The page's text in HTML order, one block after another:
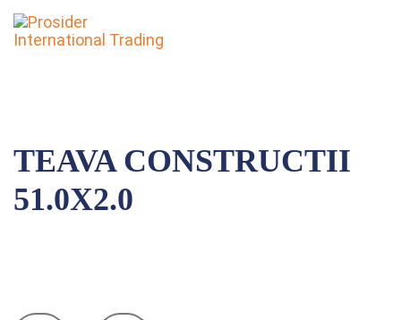
TEAVA CONSTRUCTII
51.0X2.0